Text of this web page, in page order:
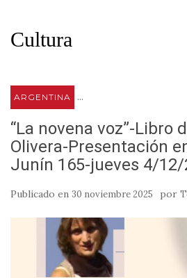
Cultura
ARGENTINA ...
“La novena voz”-Libro
Olivera-Presentación
Junín 165-jueves 4/12/
Publicado en 30 noviembre 2025 por